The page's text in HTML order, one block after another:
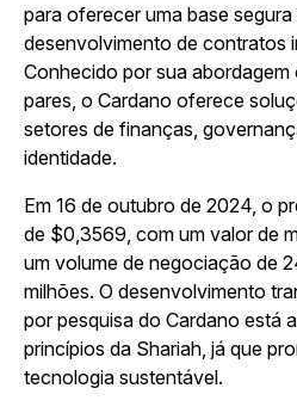
para oferecer uma base
desenvolvimento de contratos
Conhecido por sua
pares, o Cardano oferece
setores de finanças,
identidade.
Em 16 de outubro de 2024, o
de $0,3569, com um valor de
um volume de negociação de
milhões. O desenvolvimento
por pesquisa do Cardano está
princípios da Shariah, já que
tecnologia sustentável.